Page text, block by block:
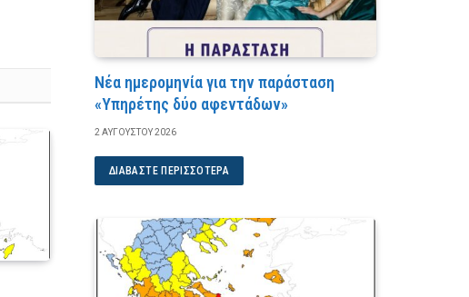
Νέα ημερομηνία για την παράσταση
«Υπηρέτης δύο αφεντάδων»
2 ΑΥΓΟΎΣΤΟΥ 2026
ΔΙΑΒΆΣΤΕ ΠΕΡΙΣΣΌΤΕΡΑ